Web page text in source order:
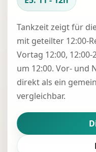
Tankzeit zeigt für
mit geteilter 12:00-
Vortag 12:00,
um 12:00. Vor- und
direkt als ein
vergleichbar.